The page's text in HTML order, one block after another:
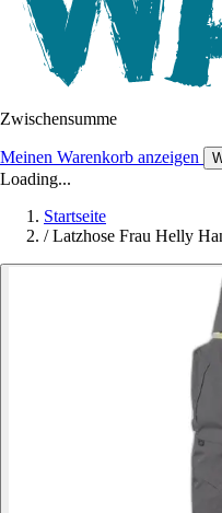
Zwischensumme
Meinen Warenkorb anzeigen
Loading...
Startseite
/ Latzhose Frau Helly